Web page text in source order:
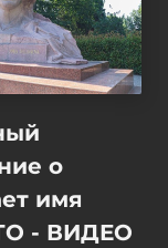
о
имя
- ВИДЕО